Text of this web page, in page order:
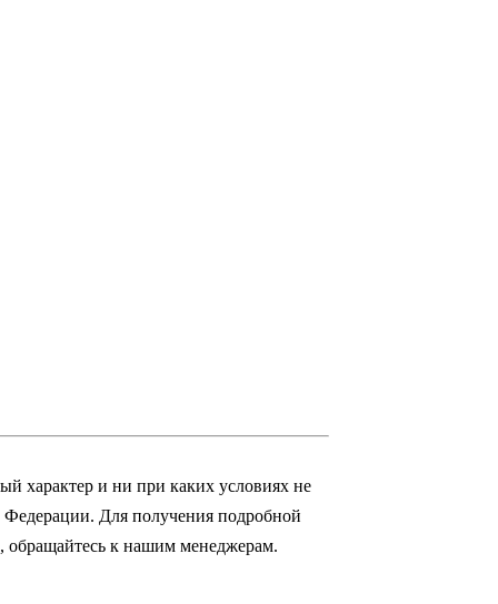
характер и ни при каких условиях не
Федерации. Для получения подробной
обращайтесь к нашим менеджерам.